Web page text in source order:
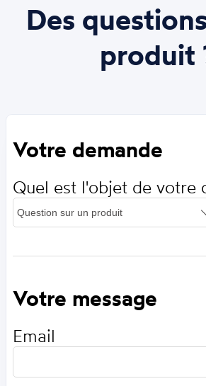
Des
produit
Votre demande
Quel est l'objet de votre
Votre message
Email